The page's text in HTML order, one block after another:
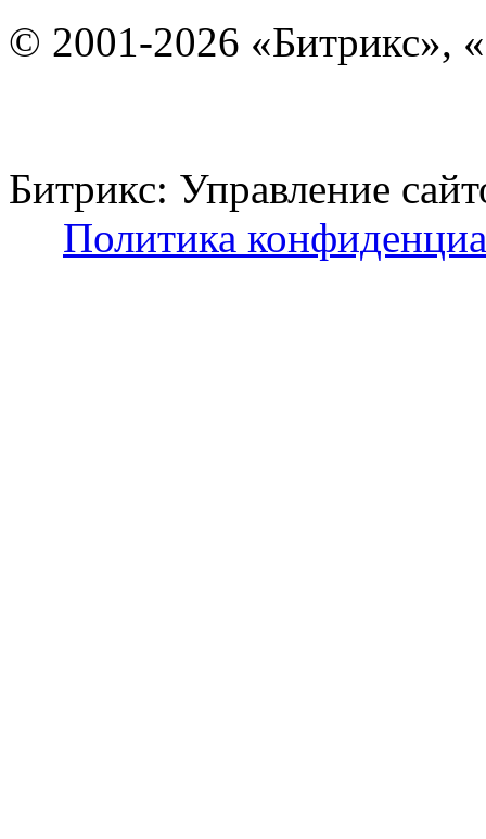
© 2001-2026 «Битрикс»,
Битрикс: Управление
Политика